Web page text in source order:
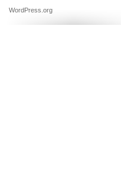
WordPress.org